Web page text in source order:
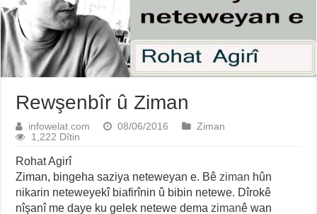
Rewşenbîr û Ziman
infowelat.com 08/06/2016
Ziman
1,222 Dîtin
Rohat Agirî
Ziman, bingeha saziya neteweyan e. Bê ziman hûn
nikarin neteweyekî biafirînin û bibin netewe. Dîrokê
nîşanî me daye ku gelek netewe dema zimanê wan